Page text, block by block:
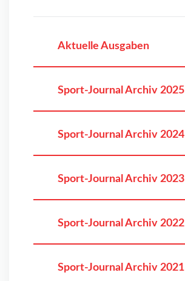
Aktuelle Ausgaben
Sport-Journal Archiv 2025
Sport-Journal Archiv 2024
Sport-Journal Archiv 2023
Sport-Journal Archiv 2022
Sport-Journal Archiv 2021